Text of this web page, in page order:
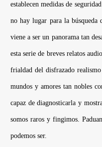
establecen medidas de
no hay lugar para la
viene a ser un panorama tan
esta serie de breves relatos
frialdad del disfrazado
mundos y amores tan nobles
capaz de diagnosticarla y
somos raros y fingimos.
podemos ser.